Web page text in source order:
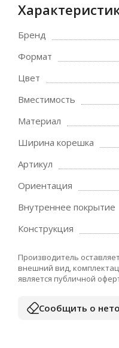
Бренд
Формат
Цвет
Вместимость
Материал
Ширина корешка
Артикул
Ориентация
Внутреннее покрытие
Конструкция
Производитель
внешний вид,
является публичной
Сообщить о